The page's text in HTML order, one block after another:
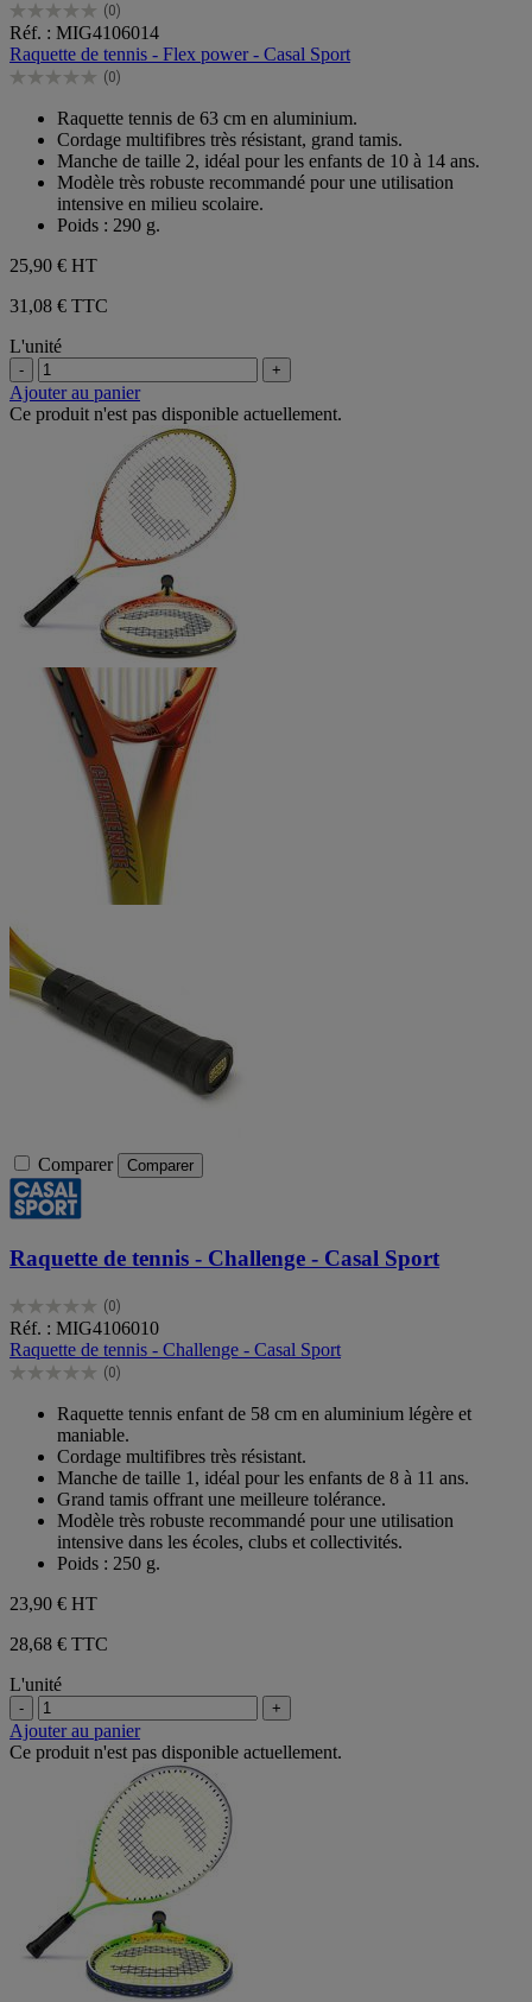
(0)
0.0
sur
5
étoiles.
Réf. : MIG4106014
Raquette de tennis - Flex power - Casal Sport
(0)
0.0
étoiles.
Raquette tennis de 63 cm en aluminium.
Cordage multifibres très résistant, grand tamis.
Manche de taille 2, idéal pour les enfants de 10 à 14 ans.
Modèle très robuste recommandé pour une utilisation
intensive en milieu scolaire.
Poids : 290 g.
25,90 € HT
31,08 € TTC
L'unité
- +
Ajouter au panier
Ce produit n'est pas disponible actuellement.
Comparer Comparer
Raquette de tennis - Challenge - Casal Sport
(0)
0.0
sur
5
étoiles.
Réf. : MIG4106010
Raquette de tennis - Challenge - Casal Sport
(0)
0.0
étoiles.
Raquette tennis enfant de 58 cm en aluminium légère et
maniable.
Cordage multifibres très résistant.
Manche de taille 1, idéal pour les enfants de 8 à 11 ans.
Grand tamis offrant une meilleure tolérance.
Modèle très robuste recommandé pour une utilisation
intensive dans les écoles, clubs et collectivités.
Poids : 250 g.
23,90 € HT
28,68 € TTC
L'unité
- +
Ajouter au panier
Ce produit n'est pas disponible actuellement.